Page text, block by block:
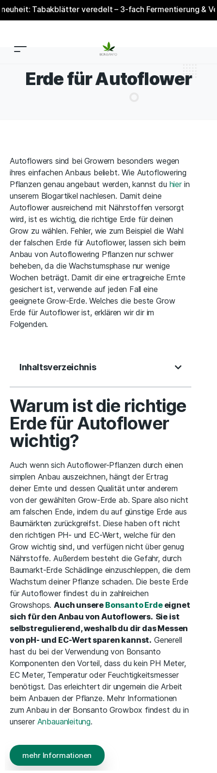
veredelt – 3-fach Fermentierung &
Erde für Autoflower
Autoflowers sind bei Growern besonders wegen
ihres einfachen Anbaus beliebt. Wie Autoflowering
Pflanzen genau angebaut werden, kannst du hierin
unserem Blogartikel nachlesen. Damit deine
Autoflower ausreichend mit Nährstoffen versorgt
wird, ist es wichtig, die richtige Erde für deinen
Grow zu wählen. Fehler, wie zum Beispiel die Wahl
der falschen Erde für Autoflower, lassen sich beim
Anbau von Autoflowering Pflanzen nur schwer
beheben, da die Wachstumsphase nur wenige
Wochen beträgt. Damit dir eine ertragreiche Ernte
gesichert ist, verwende auf jeden Fall eine
geeignete Grow-Erde. Welches die beste Grow
Erde für Autoflower ist, erklären wir dir im
Folgenden.
Inhaltsverzeichnis
Warum ist die richtige
Erde für Autoflower
wichtig?
Auch wenn sich Autoflower-Pflanzen durch einen
simplen Anbau auszeichnen, hängt der Ertrag
deiner Ernte und dessen Qualität unter anderem
von der gewählten Grow-Erde ab. Spare also nicht
am falschen Ende, indem du auf günstige Erde aus
Baumärkten zurückgreifst. Diese haben oft nicht
den richtigen PH- und EC-Wert, welche für den
Grow wichtig sind, und verfügen nicht über genug
Nährstoffe. Außerdem besteht die Gefahr, durch
Baumarkt-Erde Schädlinge einzuschleppen, die dem
Wachstum deiner Pflanze schaden. Die beste Erde
für Autoflower findest du in zahlreichen
Growshops.Auch unsere Bonsanto Erde eignet
sich für den Anbau von Autoflowers. Sie ist
selbstregulierend, weshalb du dir das Messen
von pH- und EC-Wert sparen kannst. Generell
hast du bei der Verwendung von Bonsanto
Komponenten den Vorteil, dass du kein PH Meter,
EC Meter, Temperatur oder Feuchtigkeitsmesser
benötigst. Das erleichtert dir ungemein die Arbeit
beim Anbauen der Pflanze. Mehr Informationen
zum Anbau in der Bonsanto Growbox findest du in
unserer Anbauanleitung.
mehr Informationen